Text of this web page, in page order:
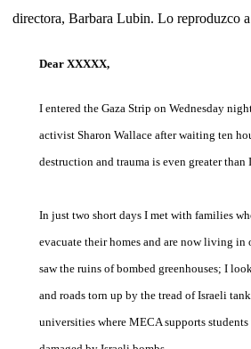
directora, Barbara Lubin. Lo reproduzco
Dear XXXXX,
I entered the Gaza Strip on Wednesday
activist Sharon Wallace after waiting ten
destruction and trauma is even greater than
In just two short days I met with families
evacuate their homes and are now living in
saw the ruins of bombed greenhouses; I
and roads torn up by the tread of Israeli
universities where MECA supports